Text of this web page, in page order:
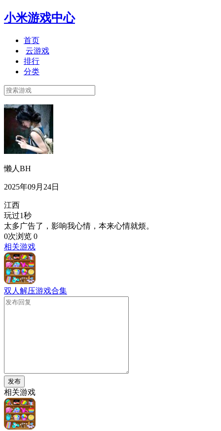
小米游戏中心
首页
云游戏
排行
分类
懒人BH
2025年09月24日
江西
玩过1秒
太多广告了，影响我心情，本来心情就烦。
0次浏览 0
相关游戏
双人解压游戏合集
发布
相关游戏